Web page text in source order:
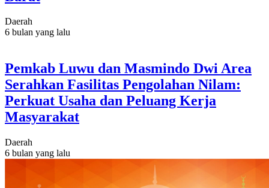
Daerah
6 bulan yang lalu
Pemkab Luwu dan Masmindo Dwi Area
Serahkan Fasilitas Pengolahan Nilam:
Perkuat Usaha dan Peluang Kerja
Masyarakat
Daerah
6 bulan yang lalu